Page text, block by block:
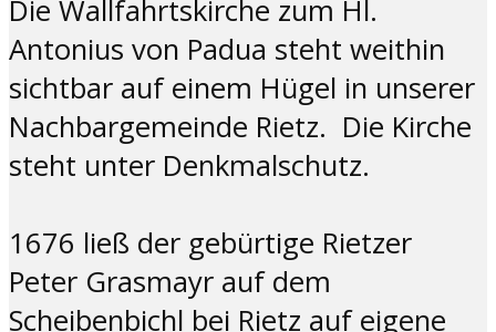
Die Wallfahrtskirche zum Hl.
Antonius von Padua steht weithin
sichtbar auf einem Hügel in unserer
Nachbargemeinde Rietz. Die Kirche
steht unter Denkmalschutz.
1676 ließ der gebürtige Rietzer
Peter Grasmayr auf dem
Scheibenbichl bei Rietz auf eigene